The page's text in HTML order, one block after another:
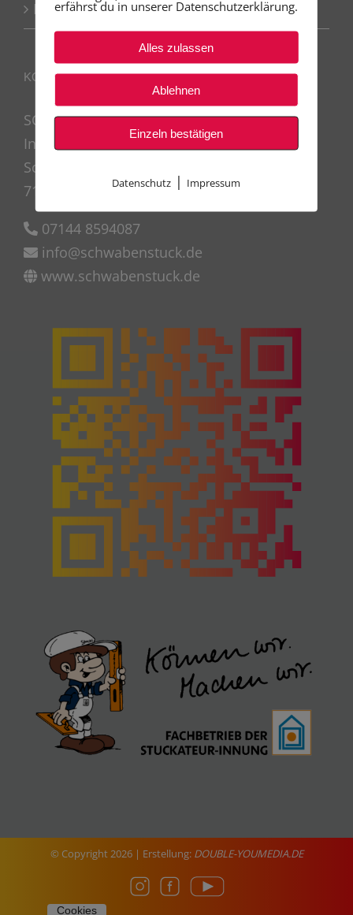
Impressum
KONTAKT
SCHWABENSTUCK
Inh. Salvatore Glietti
Schillerstraße 17
71563 Affalterbach
07144 8594087
info@schwabenstuck.de
www.schwabenstuck.de
© Copyright2026 | Erstellung: DOUBLE-YOUMEDIA.DE
CustomCustomCustom
Cookies
erfährst du in unserer Datenschutzerklärung.
Alles zulassen
Ablehnen
Einzeln bestätigen
Datenschutz | Impressum